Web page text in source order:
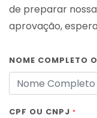
de preparar
aprovação,
NOME COMPLETO
CPF OU CNPJ *